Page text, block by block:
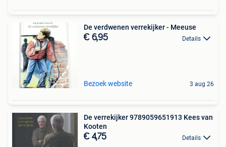
De verdwenen verrekijker - Meeuse
€ 6,95 Details
Bezoek website 3 aug 26
De verrekijker 9789059651913 Kees van
Kooten
€ 4,75 Details